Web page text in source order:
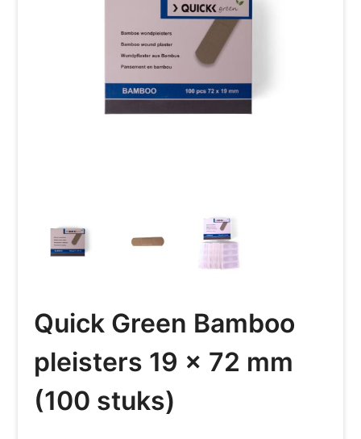
Quick Green Bamboo
pleisters 19 x 72 mm
(100 stuks)